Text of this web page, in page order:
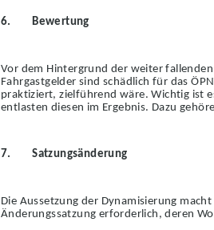
6. Bewertung
Vor dem Hintergrund der weiter
Fahrgastgelder sind schädlich für das
praktiziert, zie führend wäre. Wichtig ist
entlasten diesen im Ergebnis. Dazu
7. Satzungsänderung
Die Aussetzung der Dynamisierung
Änderungssatzung erforderlich, deren